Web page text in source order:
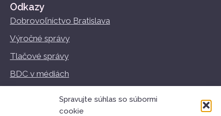
Spravujte súhlas so súbormi
cookie
Odkazy
Dobrovoľníctvo Bratislava
Výročné správy
Tlačové správy
BDC v médiách
Podmienky používania